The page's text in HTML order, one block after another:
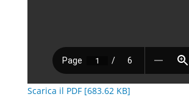
Scarica il PDF [683.62 KB]